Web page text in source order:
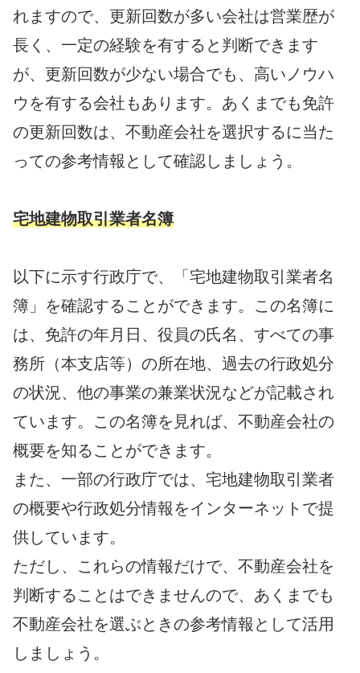
れますので、更新回数が多い会社は営業歴が
長く、一定の経験を有すると判断できます
が、更新回数が少ない場合でも、高いノウハ
ウを有する会社もあります。あくまでも免許
の更新回数は、不動産会社を選択するに当た
っての参考情報として確認しましょう。
宅地建物取引業者名簿
以下に示す行政庁で、「宅地建物取引業者名
簿」を確認することができます。この名簿に
は、免許の年月日、役員の氏名、すべての事
務所（本支店等）の所在地、過去の行政処分
の状況、他の事業の兼業状況などが記載され
ています。この名簿を見れば、不動産会社の
概要を知ることができます。
また、一部の行政庁では、宅地建物取引業者
の概要や行政処分情報をインターネットで提
供しています。
ただし、これらの情報だけで、不動産会社を
判断することはできませんので、あくまでも
不動産会社を選ぶときの参考情報として活用
しましょう。